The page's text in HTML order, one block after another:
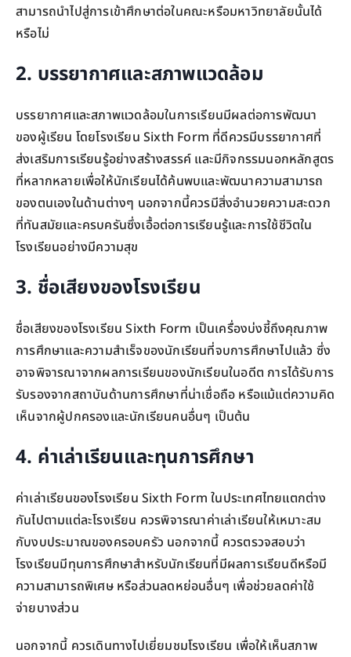
สามารถนำไปสู่การเข้าศึกษาต่อในคณะหรือมหาวิทยาลัยนั้นได้
หรือไม่
2. บรรยากาศและสภาพแวดล้อม
บรรยากาศและสภาพแวดล้อมในการเรียนมีผลต่อการพัฒนา
ของผู้เรียน โดยโรงเรียน Sixth Form ที่ดีควรมีบรรยากาศที่
ส่งเสริมการเรียนรู้อย่างสร้างสรรค์ และมีกิจกรรมนอกหลักสูตร
ที่หลากหลายเพื่อให้นักเรียนได้ค้นพบและพัฒนาความสามารถ
ของตนเองในด้านต่างๆ นอกจากนี้ควรมีสิ่งอำนวยความสะดวก
ที่ทันสมัยและครบครันซึ่งเอื้อต่อการเรียนรู้และการใช้ชีวิตใน
โรงเรียนอย่างมีความสุข
3. ชื่อเสียงของโรงเรียน
ชื่อเสียงของโรงเรียน Sixth Form เป็นเครื่องบ่งชี้ถึงคุณภาพ
การศึกษาและความสำเร็จของนักเรียนที่จบการศึกษาไปแล้ว ซึ่ง
อาจพิจารณาจากผลการเรียนของนักเรียนในอดีต การได้รับการ
รับรองจากสถาบันด้านการศึกษาที่น่าเชื่อถือ หรือแม้แต่ความคิด
เห็นจากผู้ปกครองและนักเรียนคนอื่นๆ เป็นต้น
4. ค่าเล่าเรียนและทุนการศึกษา
ค่าเล่าเรียนของโรงเรียน Sixth Form ในประเทศไทยแตกต่าง
กันไปตามแต่ละโรงเรียน ควรพิจารณาค่าเล่าเรียนให้เหมาะสม
กับงบประมาณของครอบครัว นอกจากนี้ ควรตรวจสอบว่า
โรงเรียนมีทุนการศึกษาสำหรับนักเรียนที่มีผลการเรียนดีหรือมี
ความสามารถพิเศษ หรือส่วนลดหย่อนอื่นๆ เพื่อช่วยลดค่าใช้
จ่ายบางส่วน
นอกจากนี้ ควรเดินทางไปเยี่ยมชมโรงเรียน เพื่อให้เห็นสภาพ